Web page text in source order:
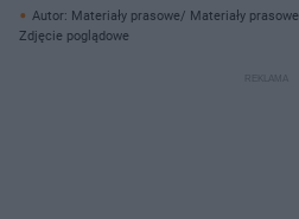
Autor: Materiały prasowe/ Materiały prasowe
Zdjęcie poglądowe